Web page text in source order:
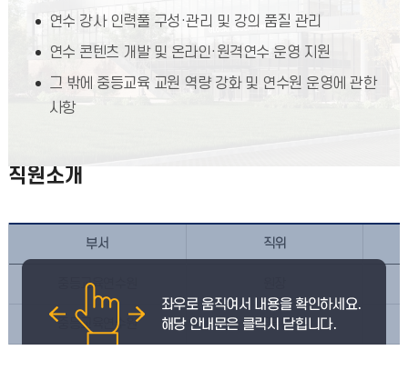
연수 강사 인력풀 구성·관리 및 강의 품질 관리
연수 콘텐츠 개발 및 온라인·원격연수 운영 지원
그 밖에 중등교육 교원 역량 강화 및 연수원 운영에 관한
사항
직원소개
부서 직위
중등교육연수원
중등교육연수원 주무관